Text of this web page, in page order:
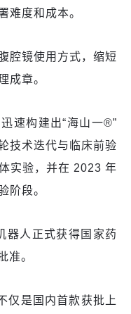
难度和成本。
腔镜使用方式，缩短
成章。
速构建出“海山一®”
技术迭代与临床前验
实验，并在 2023 年
阶段。
器人正式获得国家药
准。
仅是国内首款获批上